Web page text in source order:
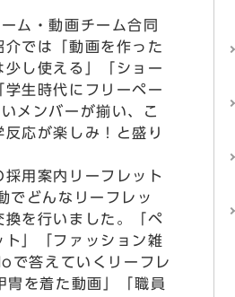
ム・動画チーム合同
では「動画を作った
し使える」「ショー
学生時代にフリーペー
メンバーが揃い、こ
応が楽しみ！と盛り
用案内リーフレット
でどんなリーフレッ
換を行いました。「ペ
」「ファッション雑
で答えていくリーフレ
を着た動画」「職員